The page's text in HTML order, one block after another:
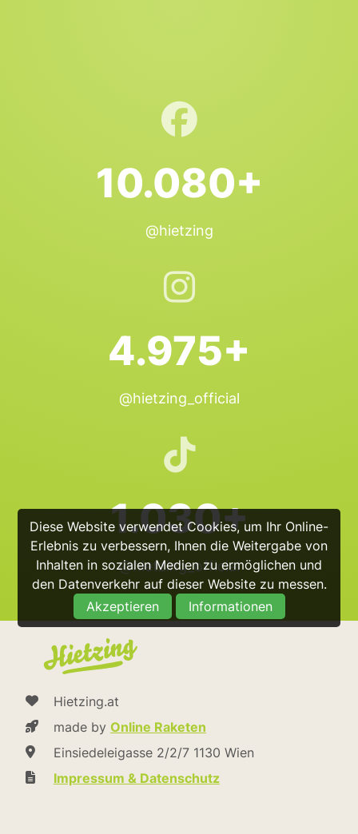
Diese Website verwendet Cookies, um Ihr Online-
Erlebnis zu verbessern, Ihnen die Weitergabe von
Inhalten in sozialen Medien zu ermöglichen und
den Datenverkehr auf dieser Website zu messen.
Akzeptieren
Informationen
10.080+
@hietzing
4.975+
@hietzing_official
1.030+
@hietzing_official
Hietzing.at
made by Online Raketen
Einsiedeleigasse 2/2/7 1130 Wien
Impressum & Datenschutz